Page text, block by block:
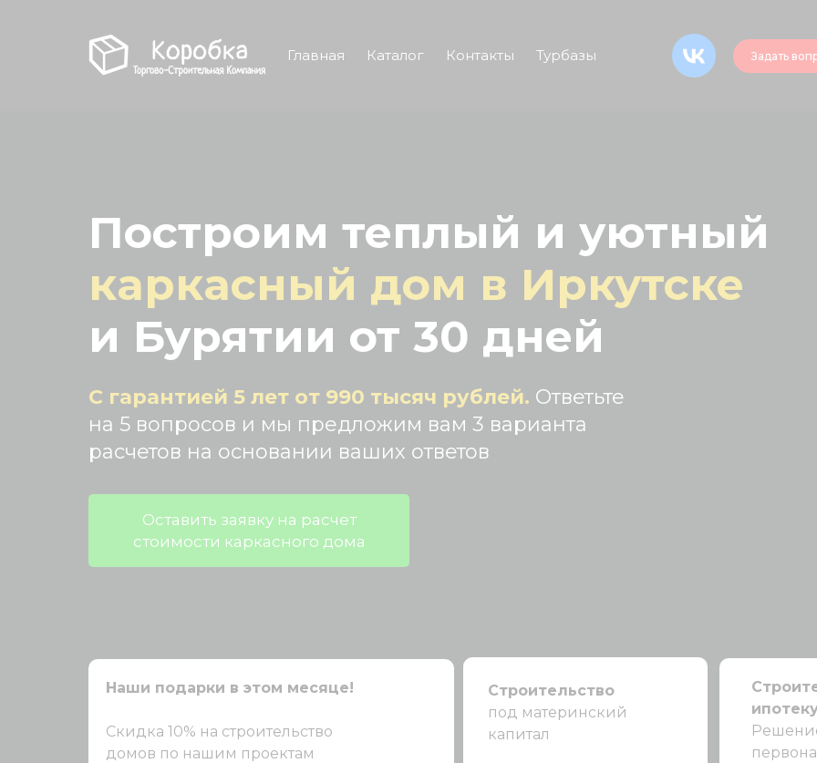
Главная Каталог Контакты Турбазы Задать
Строительство
под материнский
капитал
Оставить заявку на расчет
стоимости каркасного дома
Наши подарки в этом месяце!
Скидка 10% на строительство
домов по нашим проектам
С гарантией 5 лет от 990 тысяч рублей. Ответьте
на 5 вопросов и мы предложим вам 3 варианта
расчетов на основании ваших ответов
Построим теплый и уютный
каркасный дом в Иркутске
и Бурятии от 30 дней